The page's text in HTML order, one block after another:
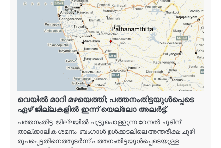
വെയിൽ മാറി മഴയെത്തി; പത്തനംതിട്ടയുൾപ്പെടെ
ഏഴ് ജില്ലകളിൽ ഇന്ന് യെല്ലോ അലർട്ട്.
പത്തനംതിട്ട: ജില്ലയിൽ ചുട്ടുപൊള്ളുന്ന വേനൽ ചൂടിന്
താല്ക്കാലിക ശമനം. ബംഗാൾ ഉൾക്കടലിലെ അന്തരീക്ഷ ചുഴി
രൂപപ്പെട്ടതിനെത്തുടർന്ന് പത്തനംതിട്ടയുൾപ്പെടെയുള്ള